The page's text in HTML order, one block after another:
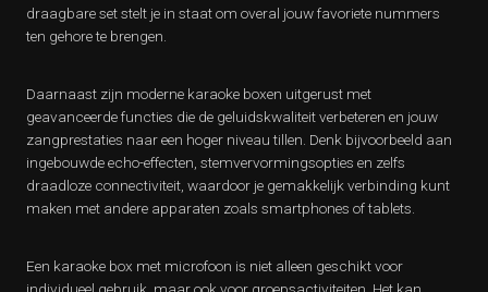
draagbare set stelt je in staat om overal jouw favoriete nummers
ten gehore te brengen.
Daarnaast zijn moderne karaoke boxen uitgerust met
geavanceerde functies die de geluidskwaliteit verbeteren en jouw
zangprestaties naar een hoger niveau tillen. Denk bijvoorbeeld aan
ingebouwde echo-effecten, stemvervormingsopties en zelfs
draadloze connectiviteit, waardoor je gemakkelijk verbinding kunt
maken met andere apparaten zoals smartphones of tablets.
Een karaoke box met microfoon is niet alleen geschikt voor